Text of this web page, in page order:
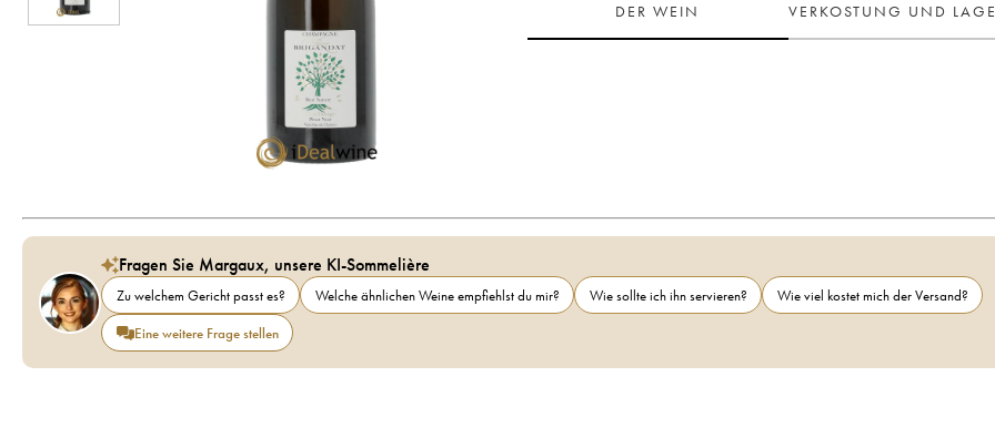
DER WEIN VERKOSTUNG UND
Fragen Sie Margaux, unsere KI-Sommelière
Zu welchem Gericht passt es? Welche ähnlichen Weine empfiehlst du mir? Wie sollte ich ihn servieren?
Wie viel kostet mich der Versand?
Eine weitere Frage stellen